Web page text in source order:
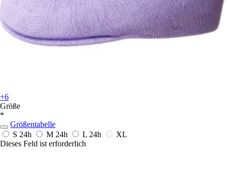
+6
Größe
*
Größentabelle
S 24h M 24h L 24h
XL
Dieses Feld ist erforderlich